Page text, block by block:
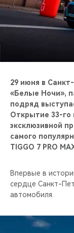
CHERY И СПОРТ
ВИДЕООБЗОРЫ
CHERY ДЛЯ ДЕТЕЙ
29 июня в
«Белые Ночи»,
подряд
Открытие 33-го
эксклюзивной
самого
TIGGO 7 PRO
Впервые в
сердце Санкт-
автомобиля.